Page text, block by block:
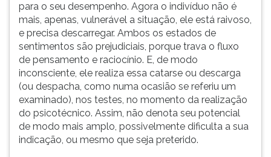
para o seu desempenho. Agora o indivíduo não é
mais, apenas, vulnerável a situação, ele está raivoso,
e precisa descarregar. Ambos os estados de
sentimentos são prejudiciais, porque trava o fluxo
de pensamento e raciocínio. E, de modo
inconsciente, ele realiza essa catarse ou descarga
(ou despacha, como numa ocasião se referiu um
examinado), nos testes, no momento da realização
do psicotécnico. Assim, não denota seu potencial
de modo mais amplo, possivelmente dificulta a sua
indicação, ou mesmo que seja preterido.